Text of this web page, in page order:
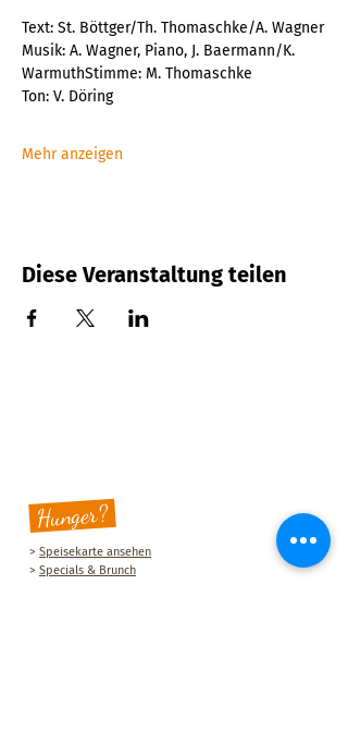
Text: St. Böttger/Th. Thomaschke/A. Wagner
Musik: A. Wagner, Piano, J. Baermann/K.
WarmuthStimme: M. Thomaschke
Ton: V. Döring
Mehr anzeigen
Diese Veranstaltung teilen
Hunger?
> Speisekarte ansehen
> Specials & Brunch